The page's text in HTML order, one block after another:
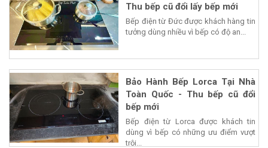
Thu bếp cũ đổi lấy bếp mới
Bếp điện từ Đức được khách hàng tin
tưởng dùng nhiều vì bếp có độ an...
Bảo Hành Bếp Lorca Tại Nhà
Toàn Quốc - Thu bếp cũ đổi
bếp mới
Bếp điện từ Lorca được khách tin
dùng vì bếp có những ưu điểm vượt
trội...